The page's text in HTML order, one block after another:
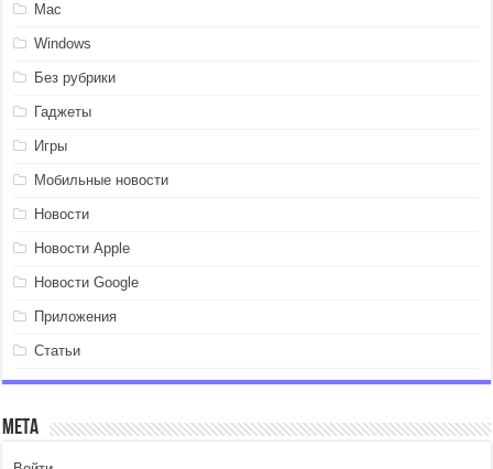
Mac
Windows
Без рубрики
Гаджеты
Игры
Мобильные новости
Новости
Новости Apple
Новости Google
Приложения
Статьи
Мета